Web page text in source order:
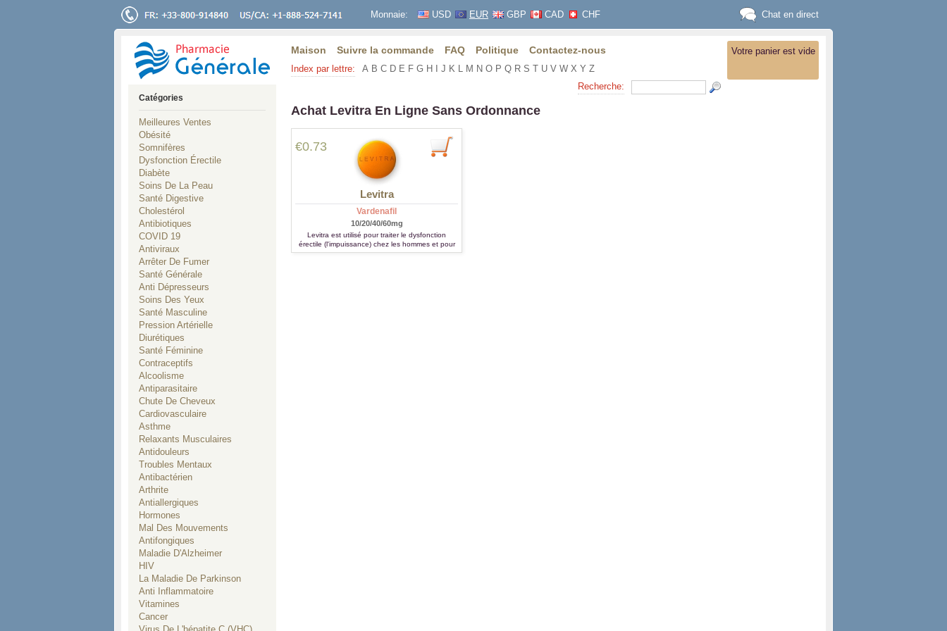
Monnaie: USD EUR GBP CAD CHF Chat en direct
Votre panier est vide
Maison Suivre la commande FAQ Politique Contactez-nous
Index par lettre: A B C D E F G H J K L M N O P Q R S T U V W X Y Z
Recherche:
Achat Levitra En Ligne Sans Ordonnance
€0.73
Levitra
Vardenafil
10/20/40/60mg
Levitra est utilisé pour traiter le dysfonction
érectile (l'impuissance) chez les hommes et pour
le traitement d'hypertension artérielle pulmonaire.
Catégories
Meilleures Ventes
Obésité
Somnifères
Dysfonction Érectile
Diabète
Soins De La Peau
Santé Digestive
Cholestérol
Antibiotiques
COVID 19
Antiviraux
Arrêter De Fumer
Santé Générale
Anti Dépresseurs
Soins Des Yeux
Santé Masculine
Pression Artérielle
Diurétiques
Santé Féminine
Contraceptifs
Alcoolisme
Antiparasitaire
Chute De Cheveux
Cardiovasculaire
Asthme
Relaxants Musculaires
Antidouleurs
Troubles Mentaux
Antibactérien
Arthrite
Antiallergiques
Hormones
Mal Des Mouvements
Antifongiques
Maladie D'Alzheimer
HIV
La Maladie De Parkinson
Anti Inflammatoire
Vitamines
Cancer